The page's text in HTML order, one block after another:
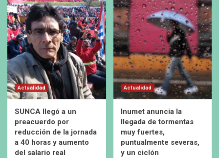
Actualidad
SUNCA llegó a un
preacuerdo por
reducción de la jornada
a 40 horas y aumento
del salario real
Actualidad
Inumet anuncia la
llegada de tormentas
muy fuertes,
puntualmente severas,
y un ciclón